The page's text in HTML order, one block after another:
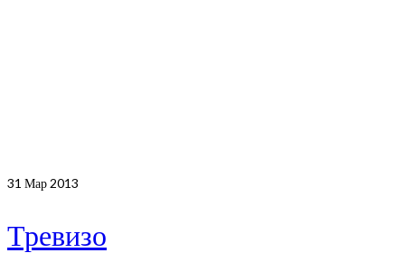
31 Мар 2013
Тревизо